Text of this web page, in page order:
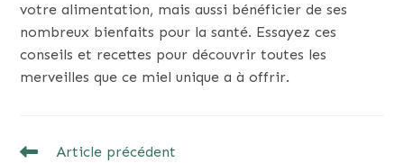
votre alimentation, mais aussi bénéficier de ses
nombreux bienfaits pour la santé. Essayez ces
conseils et recettes pour découvrir toutes les
merveilles que ce miel unique a à offrir.
READ
Article précédent